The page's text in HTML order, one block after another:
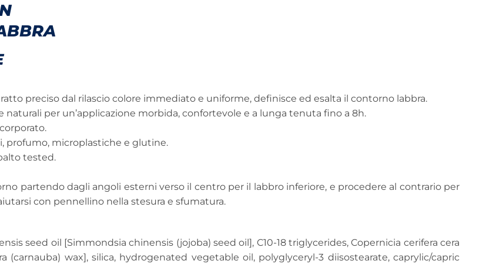
preciso dal rilascio colore immediato e uniforme, definisce ed esalta il contorno labbra.
naturali per un’applicazione morbida, confortevole e a lunga tenuta fino a 8h.
profumo, microplastiche e glutine.
tested.
partendo dagli angoli esterni verso il centro per il labbro inferiore, e procedere al contrario per
con pennellino nella stesura e sfumatura.
seed oil [Simmondsia chinensis (jojoba) seed oil], C10-18 triglycerides, Copernicia cerifera cera
(carnauba) wax], silica, hydrogenated vegetable oil, polyglyceryl-3 diisostearate, caprylic/capric